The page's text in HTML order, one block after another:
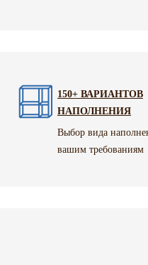
150+ ВАРИАНТОВ
НАПОЛНЕНИЯ
Выбор вида
вашим требованиям